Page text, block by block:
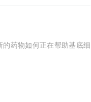
药物如何正在帮助基底细